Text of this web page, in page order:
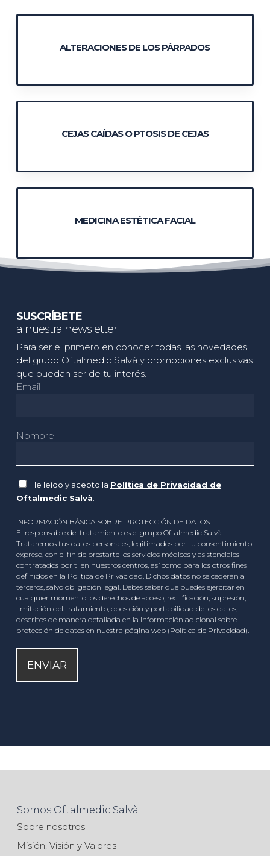
ALTERACIONES DE LOS PÁRPADOS
CEJAS CAÍDAS O PTOSIS DE CEJAS
MEDICINA ESTÉTICA FACIAL
SUSCRÍBETE
a nuestra newsletter
Para ser el primero en conocer todas las novedades
del grupo Oftalmedic Salvà y promociones exclusivas
que puedan ser de tu interés.
Email
Nombre
He leído y acepto la Política de Privacidad de
Oftalmedic Salvà
INFORMACIÓN BÁSICA SOBRE PROTECCIÓN DE DATOS.
El responsable del tratamiento es el grupo Oftalmedic Salvà.
Trataremos tus datos personales, legitimados por tu consentimiento
expreso, con el fin de prestarte los servicios médicos y asistenciales
contratados por ti en nuestros centros, así como para los otros fines
definidos en la Política de Privacidad. Dichos datos no se cederán a
terceros, salvo obligación legal. Debes saber que puedes ejercitar en
cualquier momento los derechos de acceso, rectificación, supresión,
limitación del tratamiento, oposición y portabilidad de los datos,
descritos de manera detallada en la información adicional sobre
protección de datos en nuestra página web (Política de Privacidad).
Somos Oftalmedic Salvà
Sobre nosotros
Misión, Visión y Valores